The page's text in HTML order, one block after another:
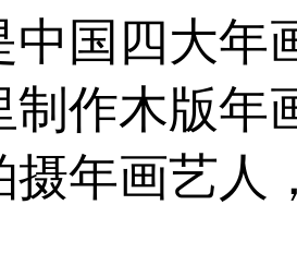
中国四大年
制作木版年
摄年画艺人